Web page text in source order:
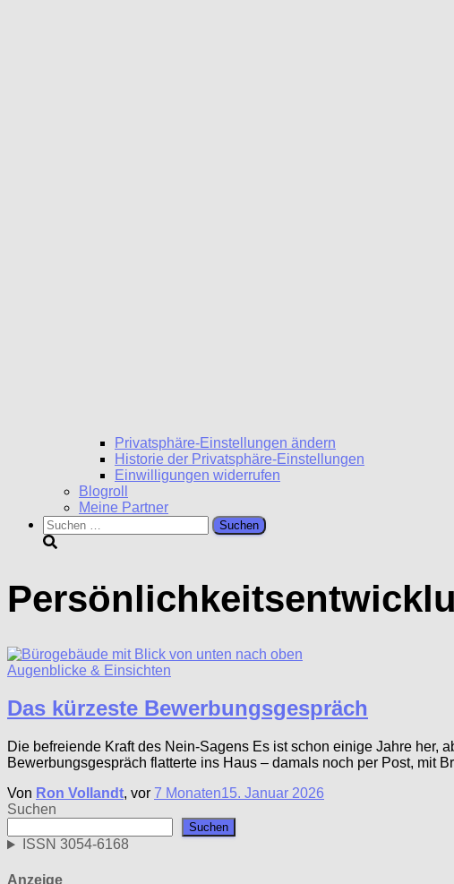
Privatsphäre-Einstellungen ändern
Historie der Privatsphäre-Einstellungen
Einwilligungen widerrufen
Blogroll
Meine Partner
Suchen
nach:
Augenblicke & Einsichten
Das kürzeste Bewerbungsgespräch
Die befreiende Kraft des Nein-Sagens Es ist schon einige Jahre her,
Bewerbungsgespräch flatterte ins Haus – damals noch per Post, mit
Von Ron Vollandt, vor 7 Monaten15. Januar 2026
Suchen
Suchen
ISSN 3054-6168
Anzeige